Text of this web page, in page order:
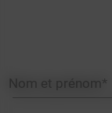
Nom et prénom*